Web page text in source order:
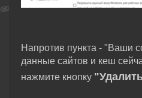
Напротив пункта - "Ваши
данные сайтов и кеш
нажмите кнопку